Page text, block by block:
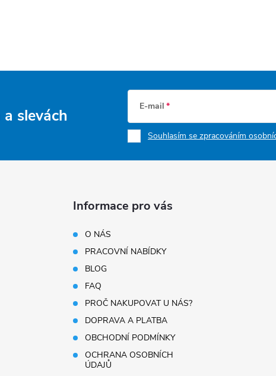
a slevách E-mail
Souhlasím se zpracováním
Informace pro vás
O NÁS
PRACOVNÍ NABÍDKY
BLOG
FAQ
PROČ NAKUPOVAT U NÁS?
DOPRAVA A PLATBA
OBCHODNÍ PODMÍNKY
OCHRANA OSOBNÍCH
ÚDAJŮ